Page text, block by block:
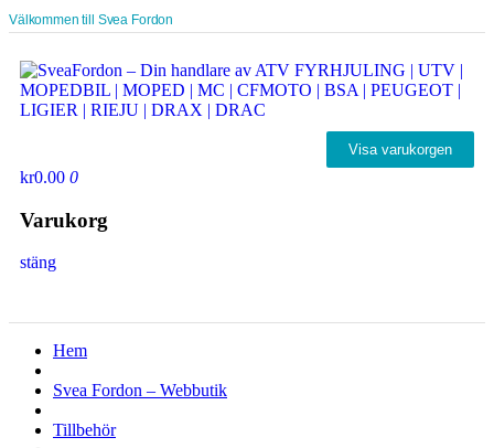
Välkommen till Svea Fordon
Visa varukorgen
kr0.00 0
Varukorg
stäng
Hem
Svea Fordon – Webbutik
Tillbehör